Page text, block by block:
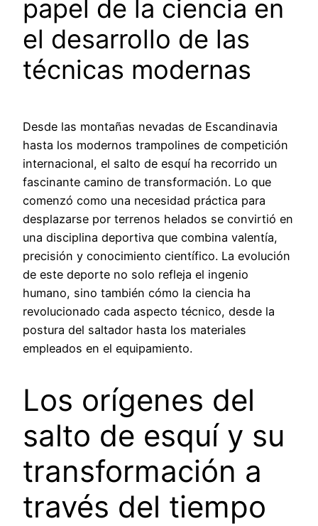
papel de la ciencia en
el desarrollo de las
técnicas modernas
Desde las montañas nevadas de Escandinavia
hasta los modernos trampolines de competición
internacional, el salto de esquí ha recorrido un
fascinante camino de transformación. Lo que
comenzó como una necesidad práctica para
desplazarse por terrenos helados se convirtió en
una disciplina deportiva que combina valentía,
precisión y conocimiento científico. La evolución
de este deporte no solo refleja el ingenio
humano, sino también cómo la ciencia ha
revolucionado cada aspecto técnico, desde la
postura del saltador hasta los materiales
empleados en el equipamiento.
Los orígenes del
salto de esquí y su
transformación a
través del tiempo